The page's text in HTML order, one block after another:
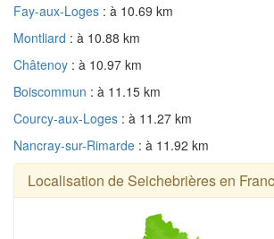
Fay-aux-Loges : à 10.69 km
Montliard : à 10.88 km
Châtenoy : à 10.97 km
Boiscommun : à 11.15 km
Courcy-aux-Loges : à 11.27 km
Nancray-sur-Rimarde : à 11.92 km
Localisation de Seichebrières en